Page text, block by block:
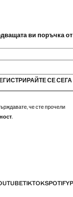
ви поръчка
СЕ СЕГА
че сте прочели
.
TIKTOKSPOTIFY